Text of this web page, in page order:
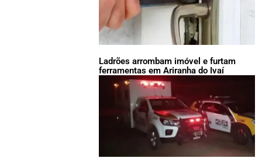
Ladrões arrombam imóvel e furtam
ferramentas em Ariranha do Ivaí